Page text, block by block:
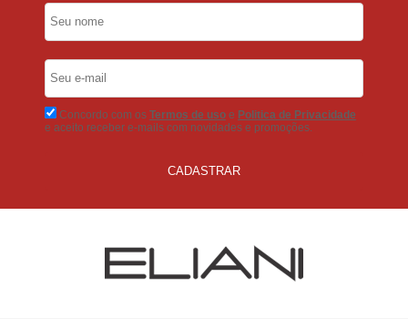
Concordo com os Termos de usoe Politica de Privacidade
e aceito receber e-mails com novidades e promoções.
CADASTRAR